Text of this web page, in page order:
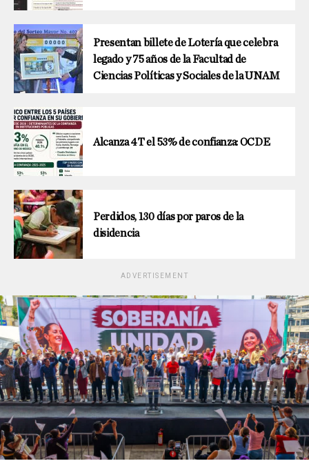
Presentan billete de Lotería que celebra
legado y 75 años de la Facultad de
Ciencias Políticas y Sociales de la UNAM
Alcanza 4T el 53% de confianza: OCDE
Perdidos, 130 días por paros de la
disidencia
ADVERTISEMENT